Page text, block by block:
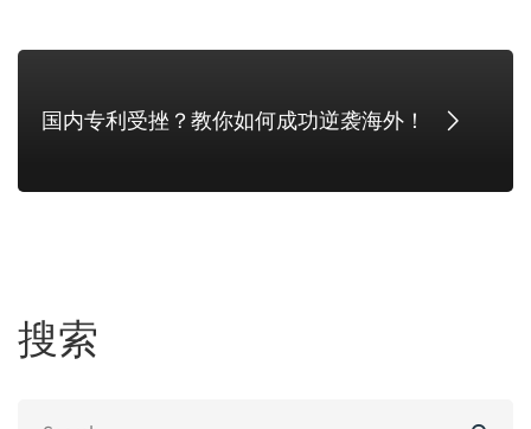
国内专利受挫？教你如何成功逆袭海外！
搜索